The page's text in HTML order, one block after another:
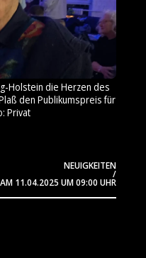
Holstein die Herzen des
den Publikumspreis für
Privat
NEUIGKEITEN
/
11.04.2025 UM 09:00 UHR